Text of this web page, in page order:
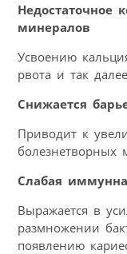
Недостаточное
минералов
Усвоению
рвота и так
Снижается
Приводит к
болезнетворных
Слабая
Выражается в
размножении
появлению